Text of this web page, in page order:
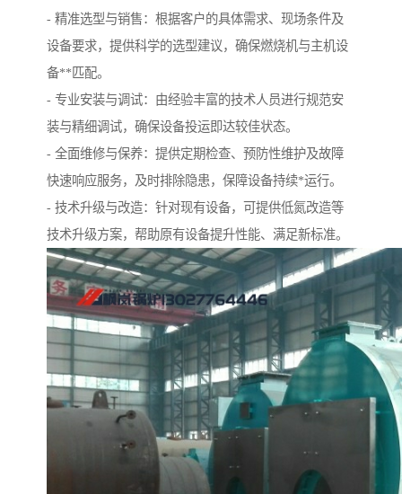
- 精准选型与销售：根据客户的具体需求、现场条件及
设备要求，提供科学的选型建议，确保燃烧机与主机设
备**匹配。
- 专业安装与调试：由经验丰富的技术人员进行规范安
装与精细调试，确保设备投运即达较佳状态。
- 全面维修与保养：提供定期检查、预防性维护及故障
快速响应服务，及时排除隐患，保障设备持续*运行。
- 技术升级与改造：针对现有设备，可提供低氮改造等
技术升级方案，帮助原有设备提升性能、满足新标准。